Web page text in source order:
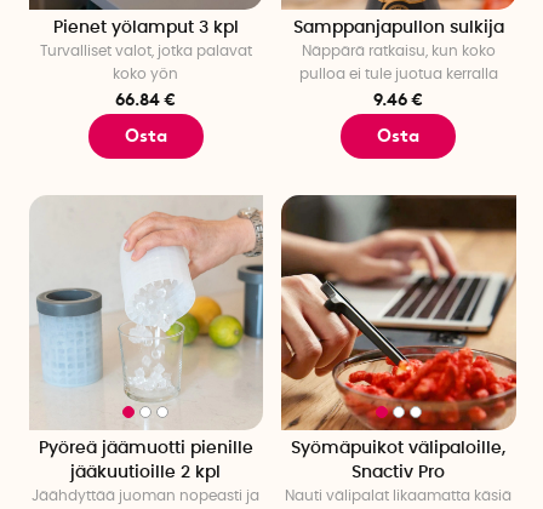
Pienet yölamput 3 kpl
Turvalliset valot, jotka palavat
koko yön
66.84 €
Osta
Samppanjapullon sulkija
Näppärä ratkaisu, kun koko
pulloa ei tule juotua kerralla
9.46 €
Osta
Pyöreä jäämuotti pienille
jääkuutioille 2 kpl
Jäähdyttää juoman nopeasti ja
Syömäpuikot välipaloille,
Snactiv Pro
Nauti välipalat likaamatta käsiä